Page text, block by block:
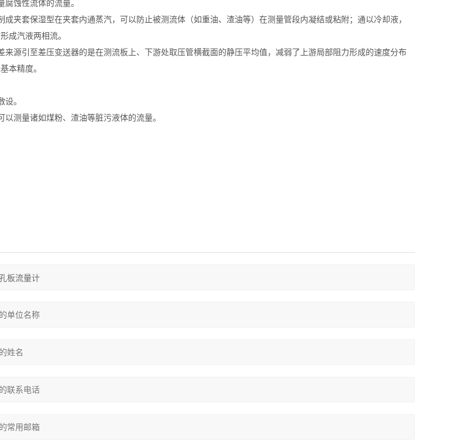
蚀性流体的流量。
夹套保湿型在夹套内通蒸汽，可以防止被测流体（如重油、渣油等）在测量管段内凝结或粘附；通以冷却液，
成汽液两相流。
来源引至差压变送器的是在测流板上、下游处取压管横截面的静压平均值，减弱了上游局部阻力形成的速度分布
本精度。
。
测量诸如煤粉、渣油等脏污液体的流量。